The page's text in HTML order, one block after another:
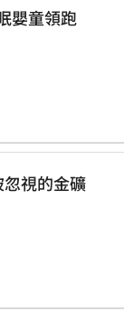
舞，睡眠嬰童領跑
視的金礦